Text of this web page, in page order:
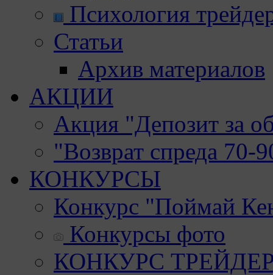
Психология
Статьи
Архив материалов
АКЦИИ
Акция "Депозит за
"Возврат спреда 70-
КОНКУРСЫ
Конкурс "Поймай
Конкурсы фото
КОНКУРС